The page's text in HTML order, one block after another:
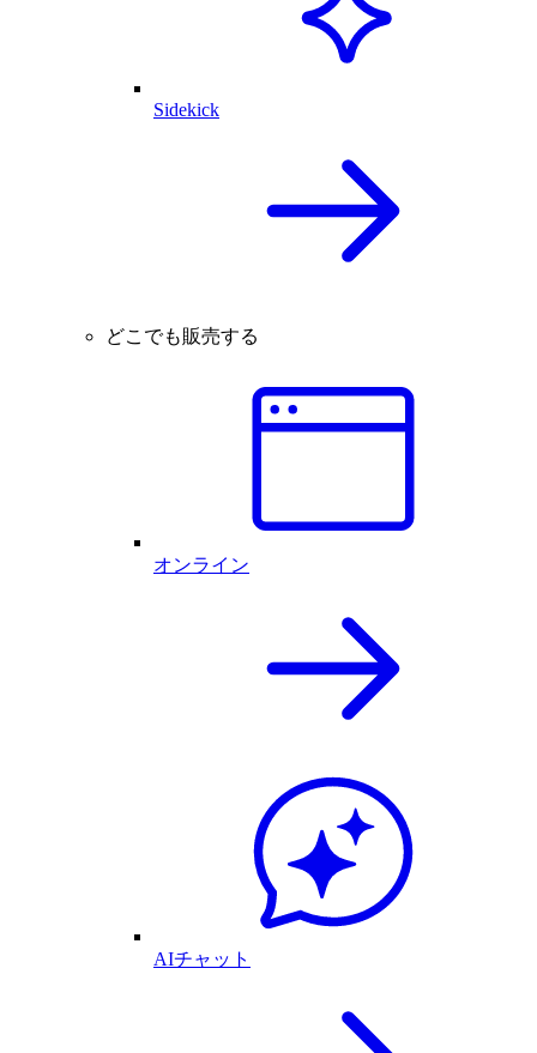
Sidekick
どこでも販売する
オンライン
AIチャット